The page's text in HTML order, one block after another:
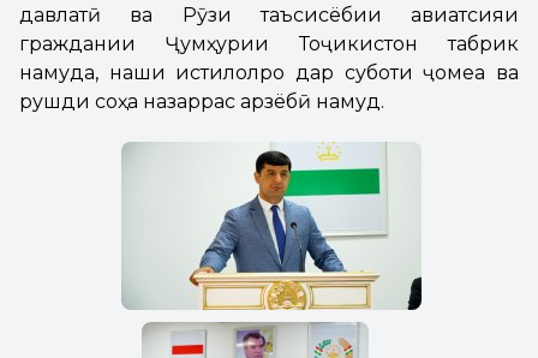
давлатӣ ва Рӯзи таъсисёбии авиатсияи
граждании Ҷумҳурии Тоҷикистон табрик
намуда, нақши истиқлолро дар суботи ҷомеа ва
рушди соҳа назаррас арзёбӣ намуд.